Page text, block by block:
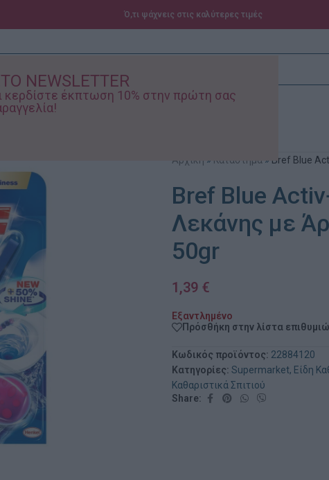
NEWSLETTER
έκπτωση 10% στην πρώτη σας
Ό,τι ψάχνεις στις καλύτερες τιμές
Αρχική » Κατάστημα » Bref Blue
Bref Blue
Λεκάνης με
50gr
1,39 €
Εξαντλημένο
Πρόσθήκη στην λίστα
Κωδικός προϊόντος: 22884120
Κατηγορίες: Supermarket, Είδη
Καθαριστικά Σπιτιού
Share: